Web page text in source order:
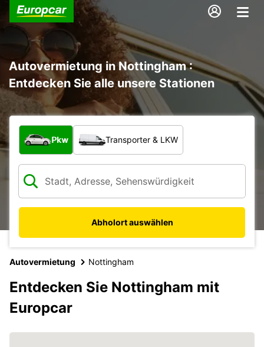
Autovermietung in Nottingham :
Entdecken Sie alle unsere Stationen
Welche Art von Fahrzeug?
Pkw Transporter & LKW
Abholort auswählen
Autovermietung Nottingham
Entdecken Sie Nottingham mit
Europcar